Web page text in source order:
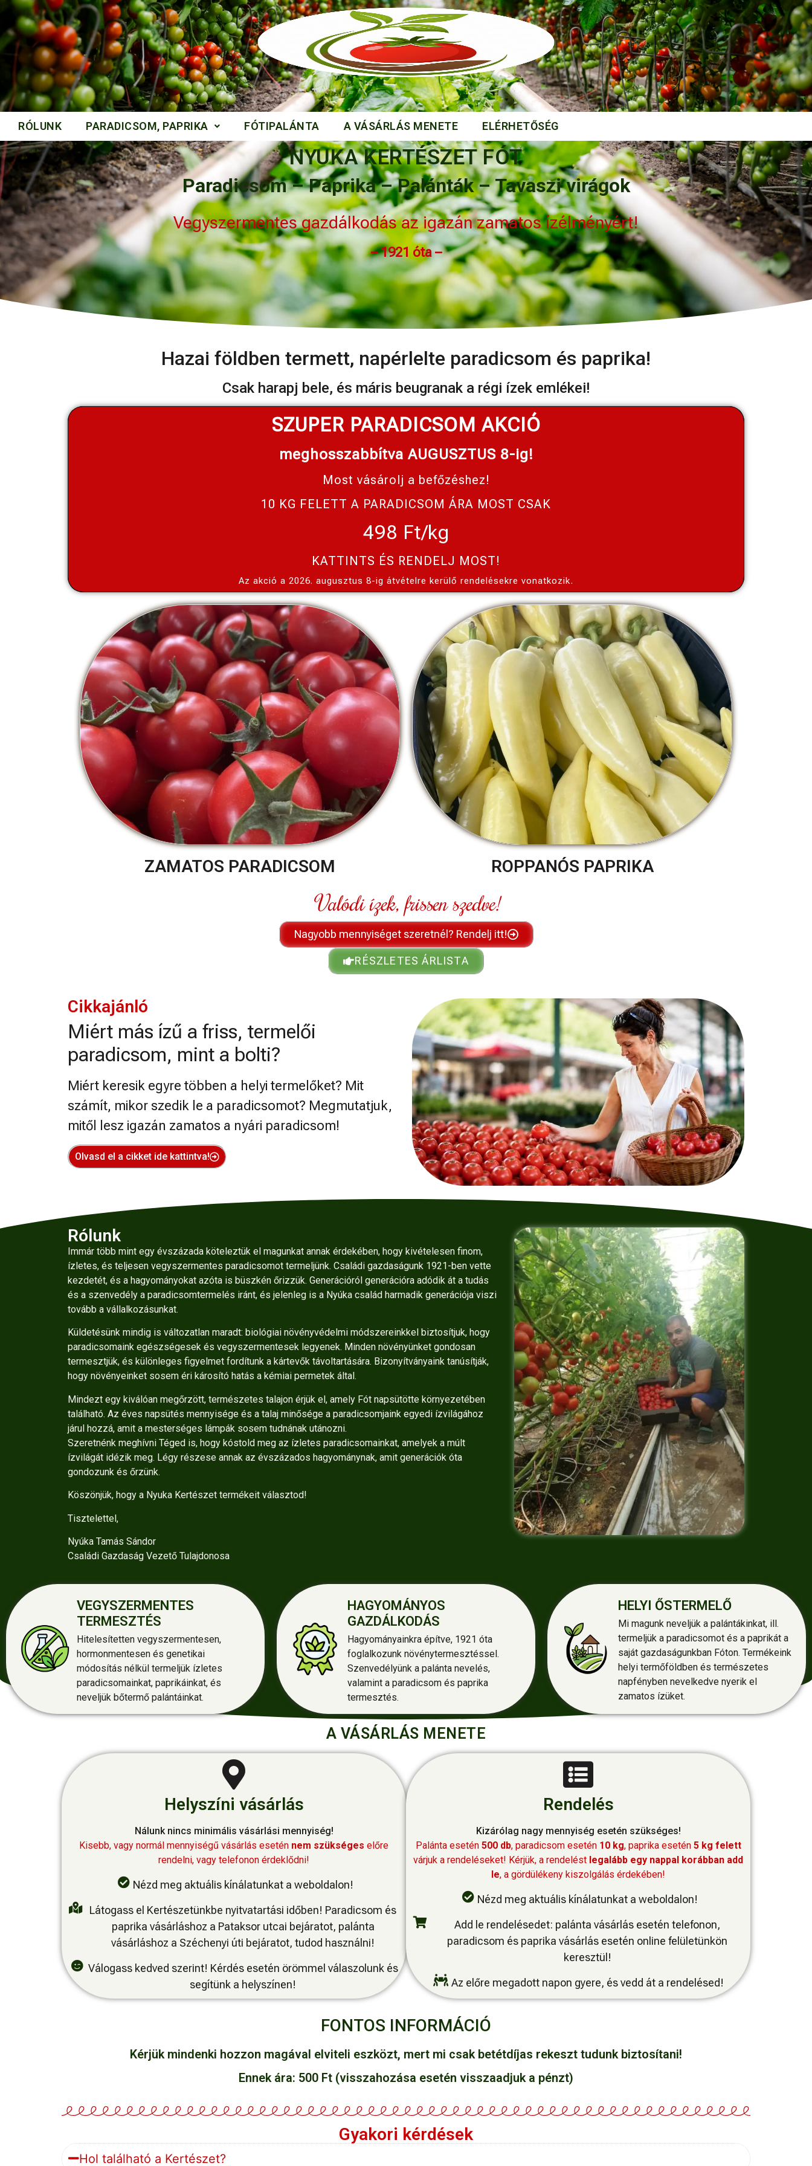
RÓLUNK PARADICSOM, PAPRIKA FÓTIPALÁNTA A VÁSÁRLÁS MENETE ELÉRHETŐSÉG
NYUKA KERTÉSZET FÓT
Paradicsom – Paprika – Palánták – Tavaszi virágok
Vegyszermentes gazdálkodás az igazán zamatos ízélményért!
– 1921 óta –
Hazai földben termett, napérlelte paradicsom és paprika!
Csak harapj bele, és máris beugranak a régi ízek emlékei!
SZUPER PARADICSOM AKCIÓ
meghosszabbítva AUGUSZTUS 8-ig!
Most vásárolj a befőzéshez!
10 KG FELETT A PARADICSOM ÁRA MOST CSAK
498 Ft/kg
KATTINTS ÉS RENDELJ MOST!
Az akció a 2026. augusztus 8-ig átvételre kerülő rendelésekre vonatkozik.
ZAMATOS PARADICSOM ROPPANÓS PAPRIKA
Valódi ízek, frissen szedve!
Nagyobb mennyiséget szeretnél? Rendelj itt!
RÉSZLETES ÁRLISTA
Cikkajánló
Miért más ízű a friss, termelői
paradicsom, mint a bolti?
Miért keresik egyre többen a helyi termelőket? Mit
számít, mikor szedik le a paradicsomot? Megmutatjuk,
mitől lesz igazán zamatos a nyári paradicsom!
Olvasd el a cikket ide kattintva!
Rólunk
Immár több mint egy évszázada köteleztük el magunkat annak érdekében, hogy kivételesen finom,
ízletes, és teljesen vegyszermentes paradicsomot termeljünk. Családi gazdaságunk 1921-ben vette
kezdetét, és a hagyományokat azóta is büszkén őrizzük. Generációról generációra adódik át a tudás
és a szenvedély a paradicsomtermelés iránt, és jelenleg is a Nyúka család harmadik generációja viszi
tovább a vállalkozásunkat.
Küldetésünk mindig is változatlan maradt: biológiai növényvédelmi módszereinkkel biztosítjuk, hogy
paradicsomaink egészségesek és vegyszermentesek legyenek. Minden növényünket gondosan
termesztjük, és különleges figyelmet fordítunk a kártevők távoltartására. Bizonyítványaink tanúsítják,
hogy növényeinket sosem éri károsító hatás a kémiai permetek által.
Mindezt egy kiválóan megőrzött, természetes talajon érjük el, amely Fót napsütötte környezetében
található. Az éves napsütés mennyisége és a talaj minősége a paradicsomjaink egyedi ízvilágához
járul hozzá, amit a mesterséges lámpák sosem tudnának utánozni.
Szeretnénk meghívni Téged is, hogy kóstold meg az ízletes paradicsomainkat, amelyek a múlt
ízvilágát idézik meg. Légy részese annak az évszázados hagyománynak, amit generációk óta
gondozunk és őrzünk.
Köszönjük, hogy a Nyuka Kertészet termékeit választod!
Tisztelettel,
Nyúka Tamás Sándor
Családi Gazdaság Vezető Tulajdonosa
VEGYSZERMENTES
TERMESZTÉS
Hitelesítetten vegyszermentesen,
hormonmentesen és genetikai
módosítás nélkül termeljük ízletes
paradicsomainkat, paprikáinkat, és
neveljük bőtermő palántáinkat.
HAGYOMÁNYOS
GAZDÁLKODÁS
Hagyományainkra építve, 1921 óta
foglalkozunk növénytermesztéssel.
Szenvedélyünk a palánta nevelés,
valamint a paradicsom és paprika
termesztés.
HELYI ŐSTERMELŐ
Mi magunk neveljük a palántákinkat, ill.
termeljük a paradicsomot és a paprikát a
saját gazdaságunkban Fóton. Termékeink
helyi termőföldben és természetes
napfényben nevelkedve nyerik el
zamatos ízüket.
A VÁSÁRLÁS MENETE
Helyszíni vásárlás
Nálunk nincs minimális vásárlási mennyiség!
Kisebb, vagy normál mennyiségű vásárlás esetén nem szükséges előre
rendelni, vagy telefonon érdeklődni!
Nézd meg aktuális kínálatunkat a weboldalon!
Látogass el Kertészetünkbe nyitvatartási időben! Paradicsom és
paprika vásárláshoz a Pataksor utcai bejáratot, palánta
vásárláshoz a Széchenyi úti bejáratot, tudod használni!
Válogass kedved szerint! Kérdés esetén örömmel válaszolunk és
segítünk a helyszínen!
Rendelés
Kizárólag nagy mennyiség esetén szükséges!
Palánta esetén 500 db, paradicsom esetén 10 kg, paprika esetén 5 kg felett
várjuk a rendeléseket! Kérjük, a rendelést legalább egy nappal korábban add
le, a gördülékeny kiszolgálás érdekében!
Nézd meg aktuális kínálatunkat a weboldalon!
Add le rendelésedet: palánta vásárlás esetén telefonon,
paradicsom és paprika vásárlás esetén online felületünkön
keresztül!
Az előre megadott napon gyere, és vedd át a rendelésed!
FONTOS INFORMÁCIÓ
Kérjük mindenki hozzon magával elviteli eszközt, mert mi csak betétdíjas rekeszt tudunk biztosítani!
Ennek ára: 500 Ft (visszahozása esetén visszaadjuk a pénzt)
Gyakori kérdések
Hol található a Kertészet?